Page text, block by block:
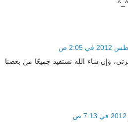
وإن شاء الله نستفيد جميعًا من بعضنا